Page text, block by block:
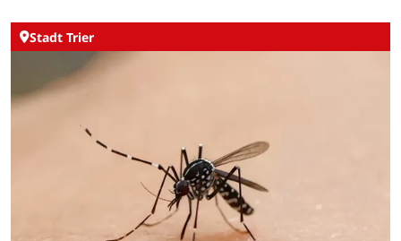
Stadt Trier